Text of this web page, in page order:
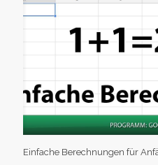
Einfache Berechnungen für